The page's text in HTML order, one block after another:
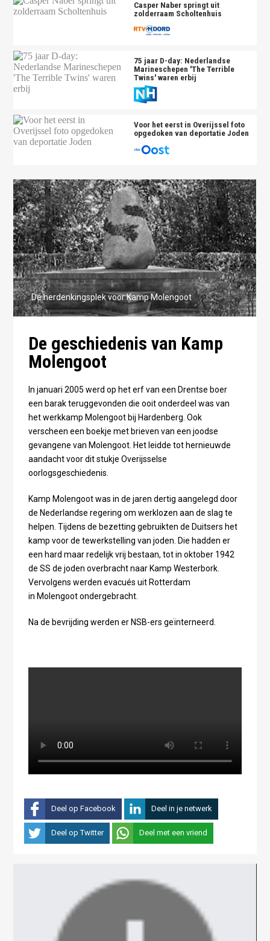
Casper Naber springt uit
zolderraam Scholtenhuis
75 jaar D-day: Nederlandse
Marineschepen 'The Terrible
Twins' waren erbij
Voor het eerst in Overijssel foto
opgedoken van deportatie Joden
De herdenkingsplek voor Kamp Molengoot
De geschiedenis van Kamp
Molengoot
In januari 2005 werd op het erf van een Drentse boer
een barak teruggevonden die ooit onderdeel was van
het werkkamp Molengoot bij Hardenberg. Ook
verscheen een boekje met brieven van een joodse
gevangene van Molengoot. Het leidde tot hernieuwde
aandacht voor dit stukje Overijsselse
oorlogsgeschiedenis.
Kamp Molengoot was in de jaren dertig aangelegd door
de Nederlandse regering om werklozen aan de slag te
helpen. Tijdens de bezetting gebruikten de Duitsers het
kamp voor de tewerkstelling van joden. Die hadden er
een hard maar redelijk vrij bestaan, tot in oktober 1942
de SS de joden overbracht naar Kamp Westerbork.
Vervolgens werden evacués uit Rotterdam
in Molengoot ondergebracht.
Na de bevrijding werden er NSB-ers geïnterneerd.
Deel op Facebook Deel in je netwerk
Deel op Twitter Deel met een vriend